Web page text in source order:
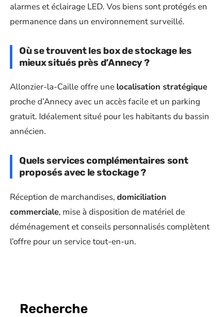
alarmes et éclairage LED. Vos biens sont protégés en
permanence dans un environnement surveillé.
Où se trouvent les box de stockage les
mieux situés près d’Annecy ?
Allonzier-la-Caille offre une localisation stratégique
proche d’Annecy avec un accès facile et un parking
gratuit. Idéalement situé pour les habitants du bassin
annécien.
Quels services complémentaires sont
proposés avec le stockage ?
Réception de marchandises, domiciliation
commerciale, mise à disposition de matériel de
déménagement et conseils personnalisés complètent
l’offre pour un service tout-en-un.
Recherche